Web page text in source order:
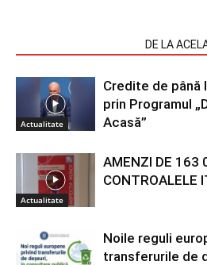
DE LA
Actualitate
Credite de până
prin Programul
Acasă”
Actualitate
AMENZI DE 163
CONTROALELE
Noile reguli
transferurile de